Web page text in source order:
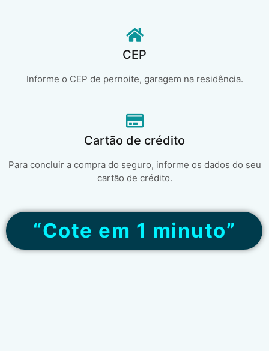
CEP
Informe o CEP de pernoite, garagem na residência.
Cartão de crédito
Para concluir a compra do seguro, informe os dados do seu
cartão de crédito.
“Cote em 1 minuto”